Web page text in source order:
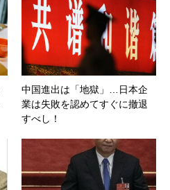
中国進出は「地獄」…日本企
業は失敗を認めてすぐに撤退
すべし！